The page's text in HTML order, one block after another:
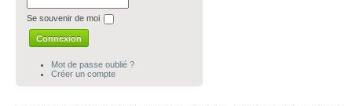
Se souvenir de moi
Mot de passe oublié ?
Créer un compte